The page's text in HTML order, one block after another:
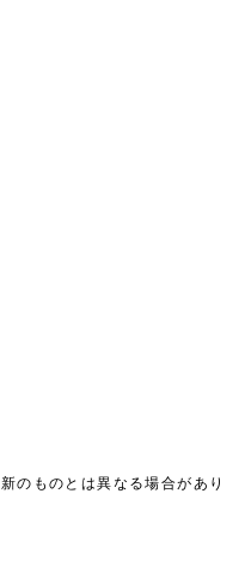
のものとは異なる場合があり